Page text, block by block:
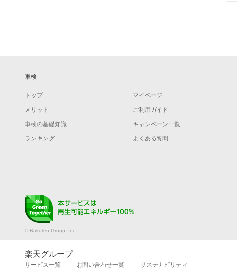
車検
トップ マイページ
メリット ご利用ガイド
車検の基礎知識 キャンペーン一覧
ランキング よくある質問
© Rakuten Group, Inc.
楽天グループ
サービス一覧 お問い合わせ一覧 サステナビリティ